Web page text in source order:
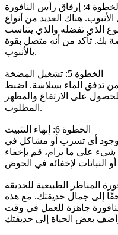
الخطوة 4: إرفاق رأس النافورة
هناك العديد من أنواع
الذي تفضله والذي يتناسب
بك. تأكد من أنه متصل بقوة
بالأنبوب.
الخطوة 5: تشغيل المضخة
تدفق الماء بسلاسة. اضبط
على الارتفاع والمظهر
المطلوب.
الخطوة 6: إنهاء التثبيت
وجود أي تسرب أو مشاكل في
شيء على ما يرام، قم بإخفاء
المناظر الطبيعية للحديقة
إلى جمال حديقتك. مع هذه
جاهزة للعمل في وقت